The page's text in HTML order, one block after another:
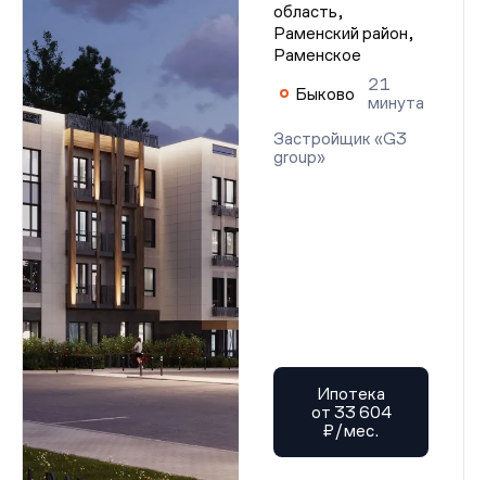
область,
Раменский район,
Раменское
Быково
21
минута
Застройщик «G3
group»
Ипотека
от 33 604
₽/мес.